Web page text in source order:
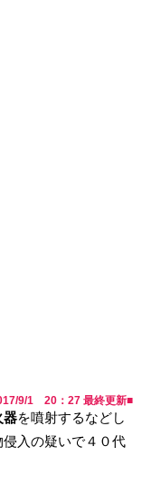
9/1 20：27 最終更新■
器を噴射するなどし
入の疑いで４０代